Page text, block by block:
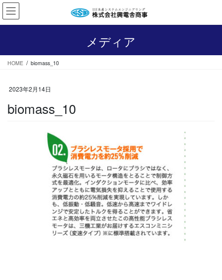
コ
ン
テ
へ
ナ
ビ
ゲ
ョ
メディア
HOME biomass_10
2023年2月14日
biomass_10